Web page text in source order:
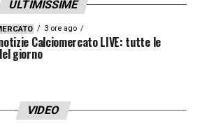
ULTIMISSIME
3 ore ago
Calciomercato LIVE: tutte le
giorno
VIDEO